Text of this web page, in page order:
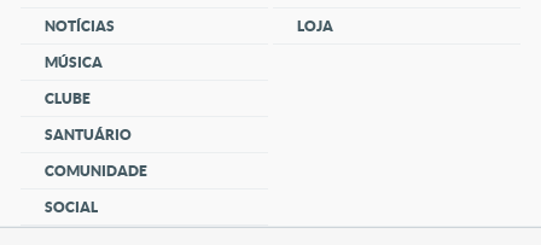
NOTÍCIAS
MÚSICA
CLUBE
SANTUÁRIO
COMUNIDADE
SOCIAL
LOJA